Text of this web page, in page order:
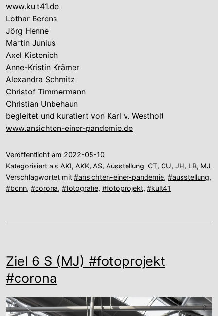
www.kult41.de
Lothar Berens
Jörg Henne
Martin Junius
Axel Kistenich
Anne-Kristin Krämer
Alexandra Schmitz
Christof Timmermann
Christian Unbehaun
begleitet und kuratiert von Karl v. Westholt
www.ansichten-einer-pandemie.de
Veröffentlicht am 2022-05-10
Kategorisiert als AKI, AKK, AS, Ausstellung, CT, CU, JH, LB, MJ
Verschlagwortet mit #ansichten-einer-pandemie, #ausstellung,
#bonn, #corona, #fotografie, #fotoprojekt, #kult41
Ziel 6 S (MJ) #fotoprojekt
#corona